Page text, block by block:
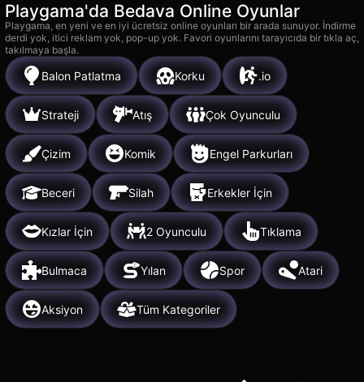
Playgama'da Bedava Online Oyunlar
Playgama, en yeni ve en iyi ücretsiz online oyunları bir arada sunuyor. İndirme
derdi yok, itici reklam yok, pop-up yok. Favori oyunlarını tarayıcıda bir tıkla aç,
takılmaya başla.
Balon Patlatma Korku .io
Strateji Atış Çok Oyunculu
Çizim Komik Engel Parkurları
Beceri Silah Erkekler İçin
Kızlar İçin 2 Oyunculu Tıklama
Bulmaca Yılan Spor Atari
Aksiyon Tüm Kategoriler